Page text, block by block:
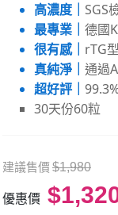
高濃度｜ SGS
最專業｜ 德國
很有感｜ rTG
真純淨｜ 通過
超好評｜
30天份60粒
建議售價 $1,980
優惠價